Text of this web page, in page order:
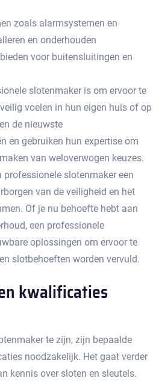
zoals alarmsystemen en
en onderhouden
voor buitensluitingen en
slotenmaker is om ervoor te
voelen in hun eigen huis of op
de nieuwste
en gebruiken hun expertise om
van weloverwogen keuzes.​
professionele slotenmaker een
van de veiligheid en het
Of je nu behoefte hebt aan
een professionele
oplossingen om ervoor te
slotbehoeften worden vervuld.​
kwalificaties
te zijn, zijn bepaalde
noodzakelijk. Het gaat verder
kennis over sloten en sleutels.​